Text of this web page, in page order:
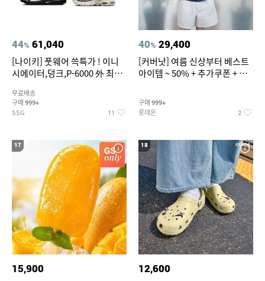
44% 61,040
[나이키] 풋웨어 쓱특가 ! 이니
시에이터,덩크,P-6000 外 최대
무료배송
구매 999+
SSG 11
40% 29,400
[커버낫] 여름 신상부터 베스트
아이템 ~ 50% + 추가쿠폰 + 카
구매 999+
롯데온 2
17
15,900
18
12,600